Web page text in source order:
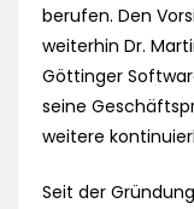
berufen. Den
weiterhin Dr.
Göttinger
seine
weitere
Seit der